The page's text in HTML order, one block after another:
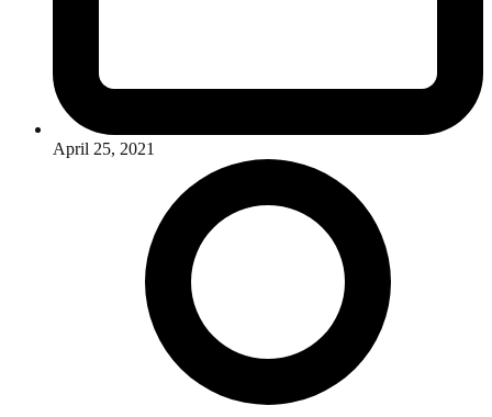
April 25, 2021